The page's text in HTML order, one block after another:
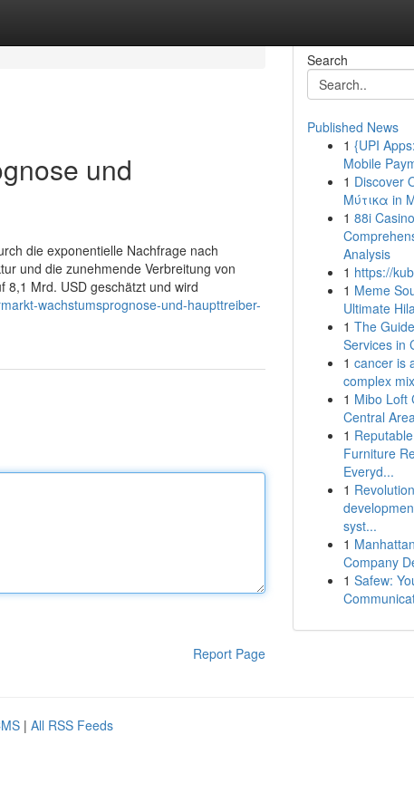
und
die exponentielle Nachfrage nach
und die zunehmende Verbreitung von
8,1 Mrd. USD geschätzt und wird
wachstumsprognose-und-haupttreiber-
Report Page
Search
Published News
1 {UPI
Mobile
1 Discover
Μύτικα in
1 88i
Analysis
1 https://
1 Meme
Ultimate
1 The
Services in
1 cancer is
complex
1 Mibo Loft
Central
1
Furniture
Everyd...
1
syst...
1
Company
1 Safew:
| All RSS Feeds